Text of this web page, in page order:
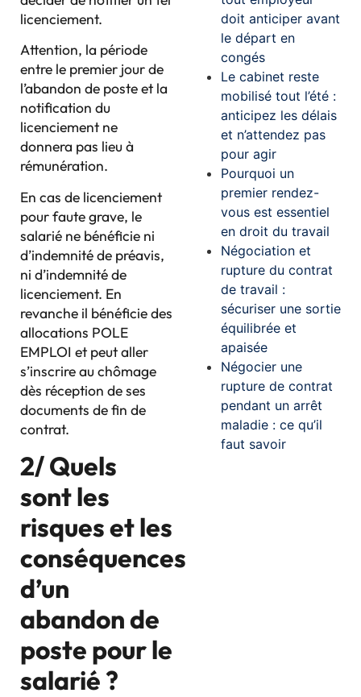
licenciement.
Attention, la période
entre le premier jour de
l’abandon de poste et la
notification du
licenciement ne
donnera pas lieu à
rémunération.
En cas de licenciement
pour faute grave, le
salarié ne bénéficie ni
d’indemnité de préavis,
ni d’indemnité de
licenciement. En
revanche il bénéficie des
allocations POLE
EMPLOI et peut aller
s’inscrire au chômage
dès réception de ses
documents de fin de
contrat.
2/ Quels
sont les
risques et les
conséquences
d’un
abandon de
poste pour le
salarié ?
doit anticiper avant
le départ en
congés
Le cabinet reste
mobilisé tout l’été :
anticipez les délais
et n’attendez pas
pour agir
Pourquoi un
premier rendez-
vous est essentiel
en droit du travail
Négociation et
rupture du contrat
de travail :
sécuriser une sortie
équilibrée et
apaisée
Négocier une
rupture de contrat
pendant un arrêt
maladie : ce qu’il
faut savoir